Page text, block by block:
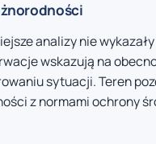
analizy nie
wskazują na
sytuacji. Teren
z normami ochrony